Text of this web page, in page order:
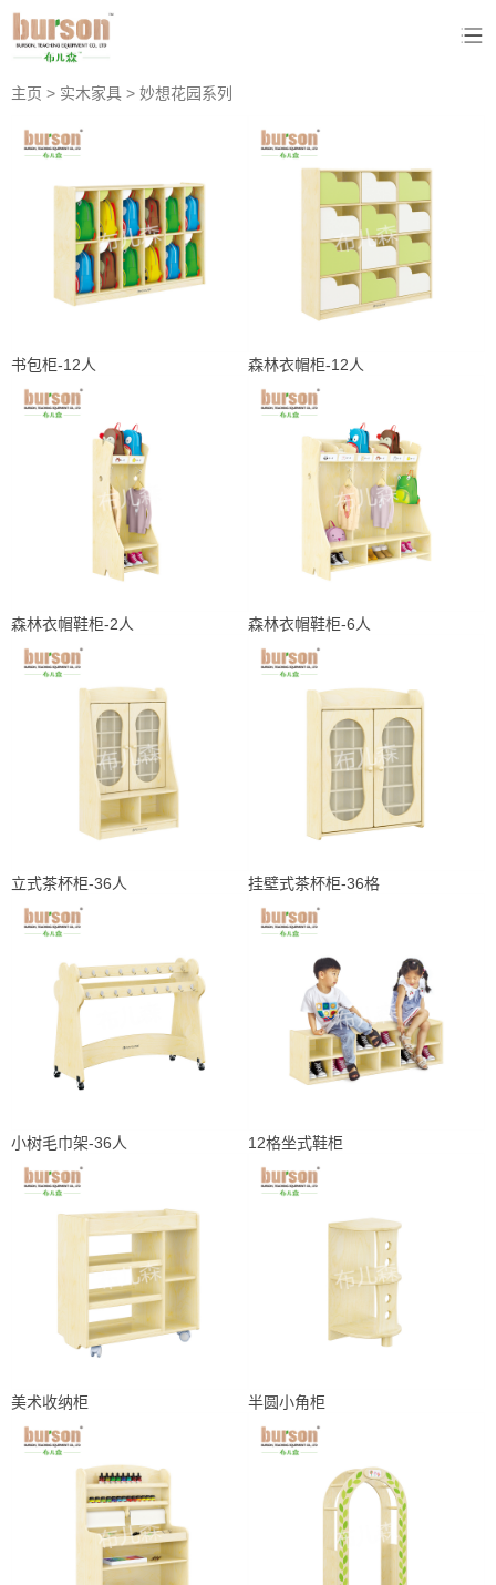
主页 > 实木家具 > 妙想花园系列
书包柜-12人 森林衣帽柜-12人
森林衣帽鞋柜-2人 森林衣帽鞋柜-6人
立式茶杯柜-36人 挂壁式茶杯柜-36格
小树毛巾架-36人 12格坐式鞋柜
美术收纳柜 半圆小角柜